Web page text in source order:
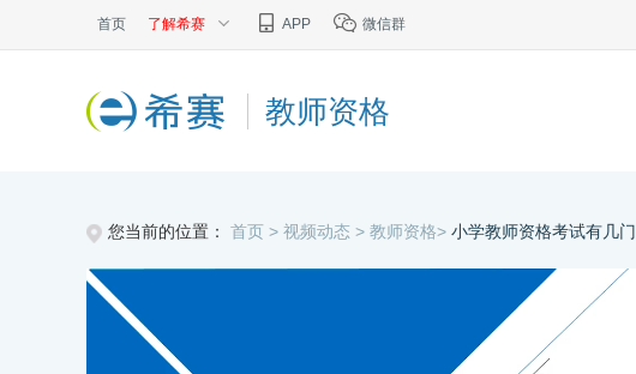
首页 了解希赛 APP 微信群
教师资格
您当前的位置： 首页 > 视频动态 > 教师资格> 小学教师资格考试有几门